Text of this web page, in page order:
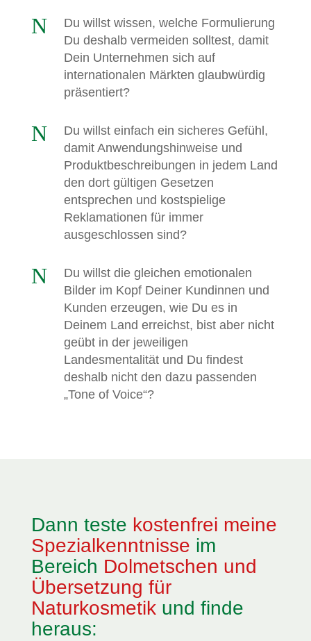
N
Du willst wissen, welche Formulierung
Du deshalb vermeiden solltest, damit
Dein Unternehmen sich auf
internationalen Märkten glaubwürdig
präsentiert?
N
Du willst einfach ein sicheres Gefühl,
damit Anwendungshinweise und
Produktbeschreibungen in jedem Land
den dort gültigen Gesetzen
entsprechen und kostspielige
Reklamationen für immer
ausgeschlossen sind?
N
Du willst die gleichen emotionalen
Bilder im Kopf Deiner Kundinnen und
Kunden erzeugen, wie Du es in
Deinem Land erreichst, bist aber nicht
geübt in der jeweiligen
Landesmentalität und Du findest
deshalb nicht den dazu passenden
„Tone of Voice“?
Dann teste kostenfrei meine
Spezialkenntnisse im
Bereich Dolmetschen und
Übersetzung für
Naturkosmetik und finde
heraus: